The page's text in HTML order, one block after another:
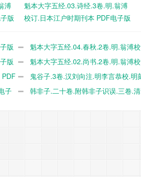
溥
版
魁本大字五经.03.诗经.3卷.明.翁溥
校订.日本江户时期刊本 PDF电子版
版
魁本大字五经.04.春秋.2卷.明.翁溥
下载
版
魁本大字五经.02.尚书.2卷.明.翁溥
下载
PDF
鬼谷子.3卷.汉刘向注.明李言恭校.明
子
韩非子.二十卷.附韩非子识误.三卷.